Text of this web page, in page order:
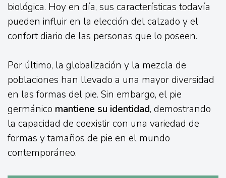
biológica. Hoy en día, sus características todavía
pueden influir en la elección del calzado y el
confort diario de las personas que lo poseen.
Por último, la globalización y la mezcla de
poblaciones han llevado a una mayor diversidad
en las formas del pie. Sin embargo, el pie
germánico mantiene su identidad, demostrando
la capacidad de coexistir con una variedad de
formas y tamaños de pie en el mundo
contemporáneo.